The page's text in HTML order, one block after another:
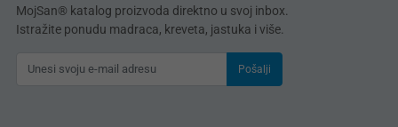
MojSan® katalog proizvoda direktno u svoj inbox.
Istražite ponudu madraca, kreveta, jastuka i više.
Pošalji